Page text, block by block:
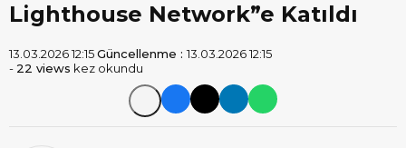
Lighthouse Network”e Katıldı
13.03.2026 12:15Güncellenme :13.03.2026 12:15
- 22 views kez okundu